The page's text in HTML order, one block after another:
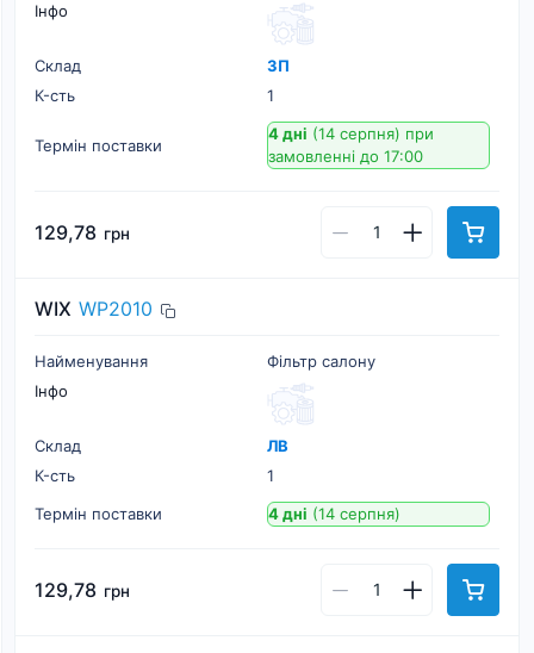
Інфо
Склад
ЗП
К-cть
1
Термін поставки
4 дні (14 серпня) при
замовленні до 17:00
129,78 грн
WIX WP2010
Найменування
Фільтр салону
Інфо
Склад
ЛВ
К-cть
1
Термін поставки
4 дні (14 серпня)
129,78 грн